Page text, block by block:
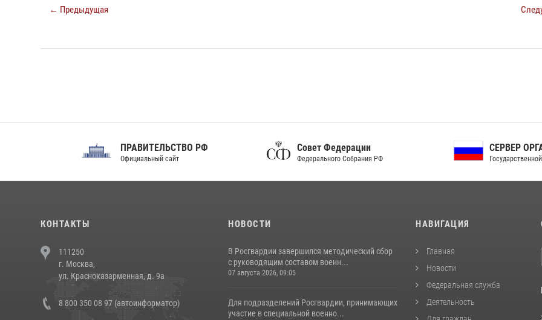
← Предыдущая
ПРАВИТЕЛЬСТВО РФ
Официальный сайт
Совет Федерации
Федерального Собрания РФ
СЕРВЕР ОРГАНОВ
Государственной власти РФ
КОНТАКТЫ
111250
г. Москва,
ул. Красноказарменная, д. 9а
8 800 350 08 97 (автоинформатор)
НОВОСТИ
В Росгвардии завершился методический сбор
с руководящим составом военн...
07 августа 2026, 09:05
Для подразделений Росгвардии, принимающих
участие в специальной военно...
НАВИГАЦИЯ
Главная
Новости
Федеральная служба
Деятельность